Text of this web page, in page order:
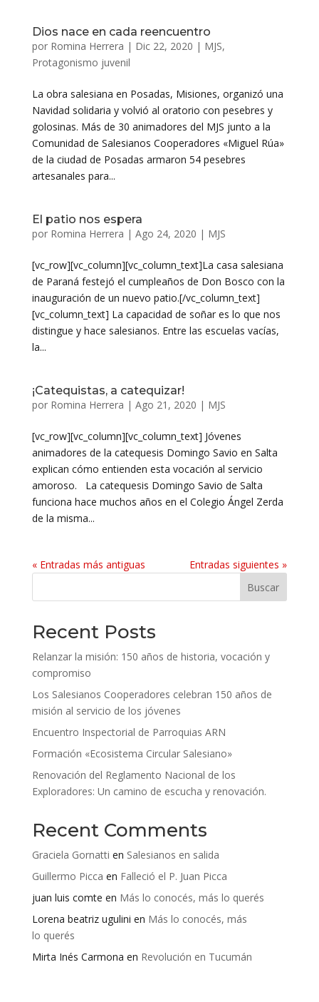
Dios nace en cada reencuentro
por Romina Herrera | Dic 22, 2020 | MJS,
Protagonismo juvenil
La obra salesiana en Posadas, Misiones, organizó una
Navidad solidaria y volvió al oratorio con pesebres y
golosinas. Más de 30 animadores del MJS junto a la
Comunidad de Salesianos Cooperadores «Miguel Rúa»
de la ciudad de Posadas armaron 54 pesebres
artesanales para...
El patio nos espera
por Romina Herrera | Ago 24, 2020 | MJS
[vc_row][vc_column][vc_column_text]La casa salesiana
de Paraná festejó el cumpleaños de Don Bosco con la
inauguración de un nuevo patio.[/vc_column_text]
[vc_column_text] La capacidad de soñar es lo que nos
distingue y hace salesianos. Entre las escuelas vacías,
la...
¡Catequistas, a catequizar!
por Romina Herrera | Ago 21, 2020 | MJS
[vc_row][vc_column][vc_column_text] Jóvenes
animadores de la catequesis Domingo Savio en Salta
explican cómo entienden esta vocación al servicio
amoroso. La catequesis Domingo Savio de Salta
funciona hace muchos años en el Colegio Ángel Zerda
de la misma...
« Entradas más antiguas
Entradas siguientes »
Buscar
Recent Posts
Relanzar la misión: 150 años de historia, vocación y
compromiso
Los Salesianos Cooperadores celebran 150 años de
misión al servicio de los jóvenes
Encuentro Inspectorial de Parroquias ARN
Formación «Ecosistema Circular Salesiano»
Renovación del Reglamento Nacional de los
Exploradores: Un camino de escucha y renovación.
Recent Comments
Graciela Gornatti en Salesianos en salida
Guillermo Picca en Falleció el P. Juan Picca
juan luis comte en Más lo conocés, más lo querés
Lorena beatriz ugulini en Más lo conocés, más
lo querés
Mirta Inés Carmona en Revolución en Tucumán